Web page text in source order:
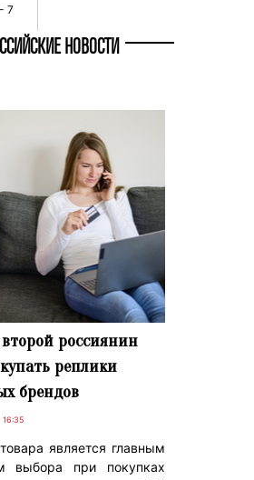
7
НОВОСТИ
россиянин
реплики
брендов
16:35
является главным
выбора при покупках